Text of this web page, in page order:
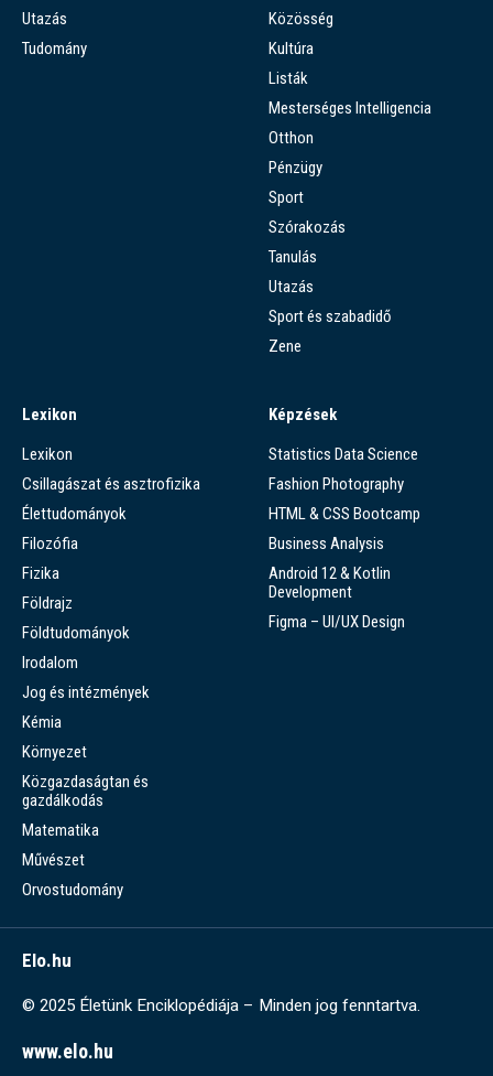
Utazás
Tudomány
Közösség
Kultúra
Listák
Mesterséges Intelligencia
Otthon
Pénzügy
Sport
Szórakozás
Tanulás
Utazás
Sport és szabadidő
Zene
Lexikon
Lexikon
Csillagászat és asztrofizika
Élettudományok
Filozófia
Fizika
Földrajz
Földtudományok
Irodalom
Jog és intézmények
Kémia
Környezet
Közgazdaságtan és
gazdálkodás
Matematika
Művészet
Orvostudomány
Képzések
Statistics Data Science
Fashion Photography
HTML & CSS Bootcamp
Business Analysis
Android 12 & Kotlin
Development
Figma – UI/UX Design
Elo.hu
© 2025 Életünk Enciklopédiája – Minden jog fenntartva.
www.elo.hu